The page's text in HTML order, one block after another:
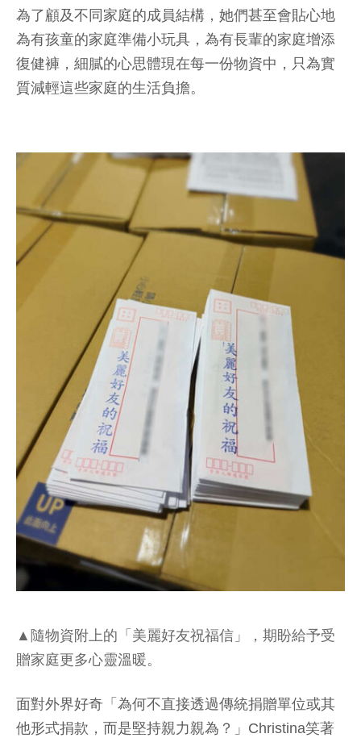
為了顧及不同家庭的成員結構，她們甚至會貼心地
為有孩童的家庭準備小玩具，為有長輩的家庭增添
復健褲，細膩的心思體現在每一份物資中，只為實
質減輕這些家庭的生活負擔。
▲隨物資附上的「美麗好友祝福信」，期盼給予受
贈家庭更多心靈溫暖。
面對外界好奇「為何不直接透過傳統捐贈單位或其
他形式捐款，而是堅持親力親為？」Christina笑著